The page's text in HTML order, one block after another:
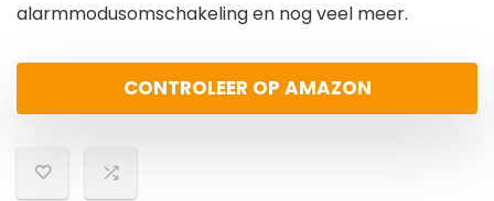
alarmmodusomschakeling en nog veel meer.
CONTROLEER OP AMAZON